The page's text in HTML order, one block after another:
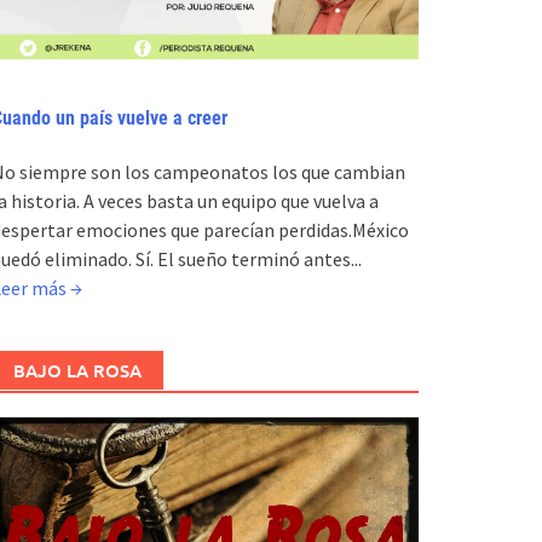
un país vuelve a creer
siempre son los campeonatos los que cambian
historia. A veces basta un equipo que vuelva a
emociones que parecían perdidas.México
eliminado. Sí. El sueño terminó antes...
más →
BAJO LA ROSA